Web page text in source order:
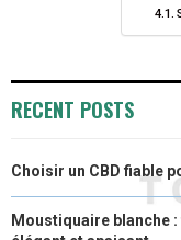
)
K
RECENT POSTS
Choisir un CBD fiable
Moustiquaire blanche